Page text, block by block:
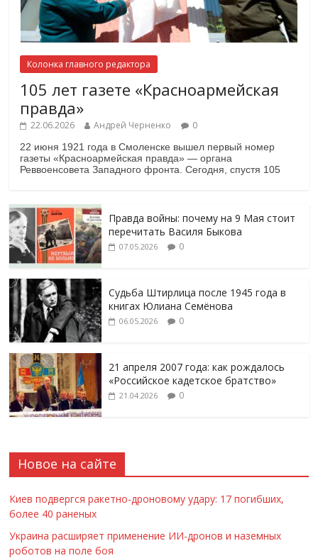
Колонка главного редактора
105 лет газете «Красноармейская
правда»
22.06.2026 Андрей Черненко 0
22 июня 1921 года в Смоленске вышел первый номер
газеты «Красноармейская правда» — органа
Реввоенсовета Западного фронта. Сегодня, спустя 105
Правда войны: почему на 9 Мая стоит
перечитать Василя Быкова
07.05.2026 0
Судьба Штирлица после 1945 года в
книгах Юлиана Семёнова
06.05.2026 0
21 апреля 2007 года: как рождалось
«Российское кадетское братство»
21.04.2026 0
Новое на сайте
Киев подвергся ракетно-дроновому удару: 17 погибших,
более 40 раненых
Украина расширяет применение ИИ-дронов и наземных
роботов на поле боя